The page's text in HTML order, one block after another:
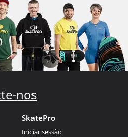
nos
SkatePro
Iniciar sessão